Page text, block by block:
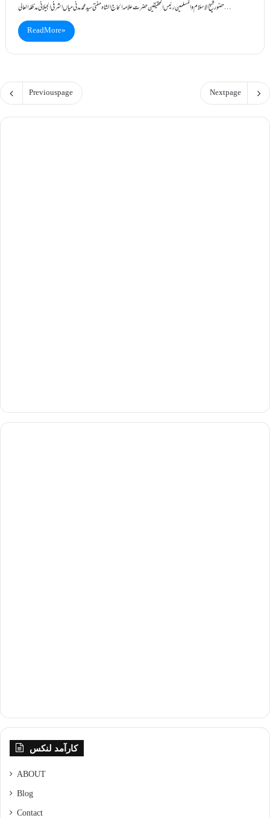
حضور شیخ الاسلام والمسلمین رئیس المحقیقین حضرت علامہ الحاج الشاہ مفتی سید محمد مدنی میاں اشرفی الجیلانی مدظلہ العالی…
Read More »
Previous page Next page
کارآمد لنکس
ABOUT
Blog
Contact